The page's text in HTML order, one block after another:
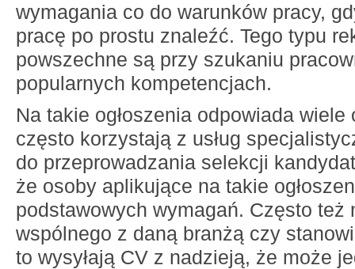
wymagania co do warunków pracy,
pracę po prostu znaleźć. Tego typu
powszechne są przy szukaniu
popularnych kompetencjach.
Na takie ogłoszenia odpowiada
często korzystają z usług
do przeprowadzania selekcji
że osoby aplikujące na takie
podstawowych wymagań. Często też
wspólnego z daną branżą czy
to wysyłają CV z nadzieją, że może